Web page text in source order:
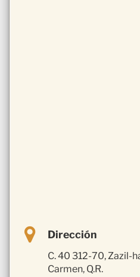
Dirección
C. 40 312-70, Zazil-
Carmen, Q.R.